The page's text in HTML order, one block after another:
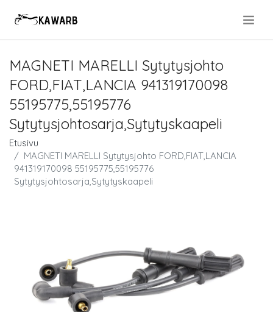
MAGNETI MARELLI Sytytysjohto
FORD,FIAT,LANCIA 941319170098
55195775,55195776
Sytytysjohtosarja,Sytytyskaapeli
Etusivu
MAGNETI MARELLI Sytytysjohto FORD,FIAT,LANCIA
941319170098 55195775,55195776
Sytytysjohtosarja,Sytytyskaapeli